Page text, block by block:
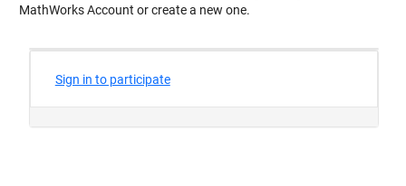
MathWorks Account or create a new one.